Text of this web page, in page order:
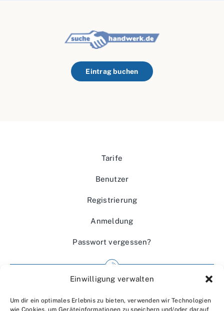
Einwilligung verwalten
Um dir ein optimales Erlebnis zu bieten, verwenden wir Technologien
wie Cookies, um Geräteinformationen zu speichern und/oder darauf
Eintrag buchen
Tarife
Benutzer
Registrierung
Anmeldung
Passwort vergessen?
Wir über uns